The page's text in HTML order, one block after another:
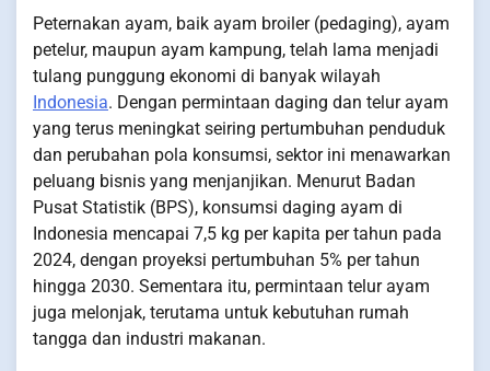
Peternakan ayam, baik ayam broiler (pedaging), ayam
petelur, maupun ayam kampung, telah lama menjadi
tulang punggung ekonomi di banyak wilayah
Indonesia. Dengan permintaan daging dan telur ayam
yang terus meningkat seiring pertumbuhan penduduk
dan perubahan pola konsumsi, sektor ini menawarkan
peluang bisnis yang menjanjikan. Menurut Badan
Pusat Statistik (BPS), konsumsi daging ayam di
Indonesia mencapai 7,5 kg per kapita per tahun pada
2024, dengan proyeksi pertumbuhan 5% per tahun
hingga 2030. Sementara itu, permintaan telur ayam
juga melonjak, terutama untuk kebutuhan rumah
tangga dan industri makanan.